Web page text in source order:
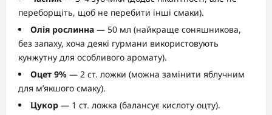
переборщіть, щоб не перебити інші смаки).
Олія рослинна — 50 мл (найкраще соняшникова,
без запаху, хоча деякі гурмани використовують
кунжутну для особливого аромату).
Оцет 9% — 2 ст. ложки (можна замінити яблучним
для м’якшого смаку).
Цукор — 1 ст. ложка (балансує кислоту оцту).